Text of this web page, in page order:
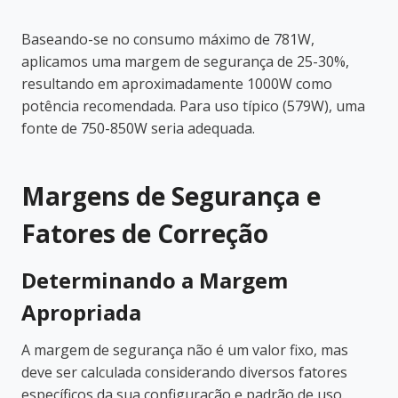
Baseando-se no consumo máximo de 781W,
aplicamos uma margem de segurança de 25-30%,
resultando em aproximadamente 1000W como
potência recomendada. Para uso típico (579W), uma
fonte de 750-850W seria adequada.
Margens de Segurança e
Fatores de Correção
Determinando a Margem
Apropriada
A margem de segurança não é um valor fixo, mas
deve ser calculada considerando diversos fatores